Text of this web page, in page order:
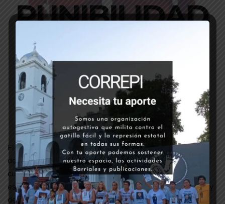
El gobierno, que en plena crisis económica elige
desfinanciar el sistema educativo público, los espacios
culturales, gabinetes psicopedagógicos, eliminar las
escuelas especiales, borrar programas socio educativos y
de re inserción social, niega el alimento a los comedores